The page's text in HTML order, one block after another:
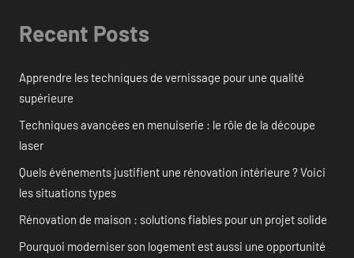
Recent Posts
Apprendre les techniques de vernissage pour une qualité
supérieure
Techniques avancées en menuiserie : le rôle de la découpe
laser
Quels événements justifient une rénovation intérieure ? Voici
les situations types
Rénovation de maison : solutions fiables pour un projet solide
Pourquoi moderniser son logement est aussi une opportunité